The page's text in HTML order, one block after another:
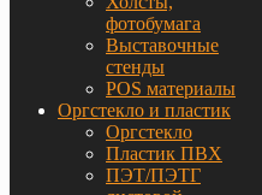
фотобумага
Выставочные
стенды
POS материалы
Оргстекло и пластик
Оргстекло
Пластик ПВХ
ПЭТ/ПЭТГ